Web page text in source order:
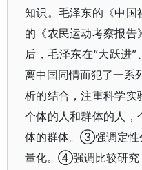
知识。毛泽东的《中国
的《农民运动考察报
后，毛泽东在“大跃进
离中国同情而犯了一
析的结合，注重科学实
个体的人和群体的人，
体的群体。③强调定性
量化。④强调比较研究